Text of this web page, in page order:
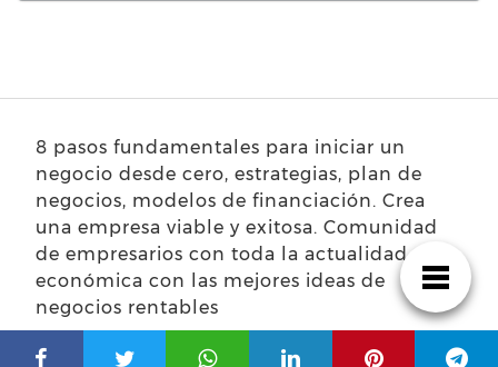
8 pasos fundamentales para iniciar un
negocio desde cero, estrategias, plan de
negocios, modelos de financiación. Crea
una empresa viable y exitosa. Comunidad
de empresarios con toda la actualidad
económica con las mejores ideas de
negocios rentables